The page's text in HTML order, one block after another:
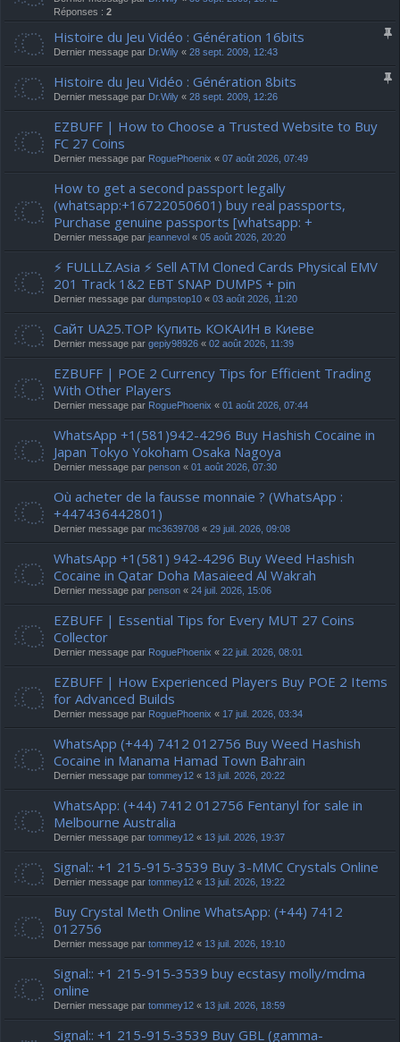
Réponses : 2
Histoire du Jeu Vidéo : Génération 16bits
Dernier message par Dr.Wily « 28 sept. 2009, 12:43
Histoire du Jeu Vidéo : Génération 8bits
Dernier message par Dr.Wily « 28 sept. 2009, 12:26
EZBUFF | How to Choose a Trusted Website to Buy
FC 27 Coins
Dernier message par RoguePhoenix « 07 août 2026, 07:49
How to get a second passport legally
(whatsapp:+16722050601) buy real passports,
Purchase genuine passports [whatsapp: +
Dernier message par jeannevol « 05 août 2026, 20:20
⚡ FULLLZ.Asia ⚡ Sell ATM Cloned Cards Physical EMV
201 Track 1&2 EBT SNAP DUMPS + pin
Dernier message par dumpstop10 « 03 août 2026, 11:20
Сайт UA25.TOP Купить КОКАИН в Киеве
Dernier message par gepiy98926 « 02 août 2026, 11:39
EZBUFF | POE 2 Currency Tips for Efficient Trading
With Other Players
Dernier message par RoguePhoenix « 01 août 2026, 07:44
WhatsApp +1(581)942-4296 Buy Hashish Cocaine in
Japan Tokyo Yokoham Osaka Nagoya
Dernier message par penson « 01 août 2026, 07:30
Où acheter de la fausse monnaie ? (WhatsApp :
+447436442801)
Dernier message par mc3639708 « 29 juil. 2026, 09:08
WhatsApp +1(581) 942-4296 Buy Weed Hashish
Cocaine in Qatar Doha Masaieed Al Wakrah
Dernier message par penson « 24 juil. 2026, 15:06
EZBUFF | Essential Tips for Every MUT 27 Coins
Collector
Dernier message par RoguePhoenix « 22 juil. 2026, 08:01
EZBUFF | How Experienced Players Buy POE 2 Items
for Advanced Builds
Dernier message par RoguePhoenix « 17 juil. 2026, 03:34
WhatsApp (+44) 7412 012756 Buy Weed Hashish
Cocaine in Manama Hamad Town Bahrain
Dernier message par tommey12 « 13 juil. 2026, 20:22
WhatsApp: (+44) 7412 012756 Fentanyl for sale in
Melbourne Australia
Dernier message par tommey12 « 13 juil. 2026, 19:37
Signal:: +1 215-915-3539 Buy 3-MMC Crystals Online
Dernier message par tommey12 « 13 juil. 2026, 19:22
Buy Crystal Meth Online WhatsApp: (+44) 7412
012756
Dernier message par tommey12 « 13 juil. 2026, 19:10
Signal:: +1 215-915-3539 buy ecstasy molly/mdma
online
Dernier message par tommey12 « 13 juil. 2026, 18:59
Signal:: +1 215-915-3539 Buy GBL (gamma-